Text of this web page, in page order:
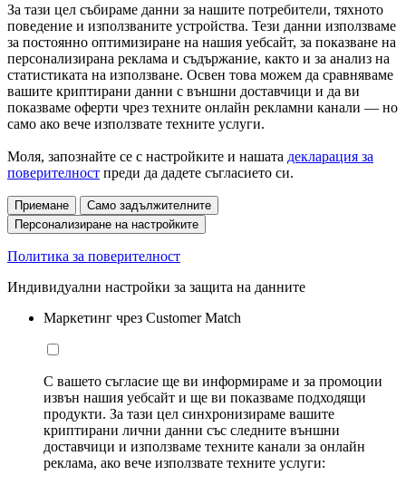
За тази цел събираме данни за нашите потребители, тяхното
поведение и използваните устройства. Тези данни използваме
за постоянно оптимизиране на нашия уебсайт, за показване на
персонализирана реклама и съдържание, както и за анализ на
статистиката на използване. Освен това можем да сравняваме
вашите криптирани данни с външни доставчици и да ви
показваме оферти чрез техните онлайн рекламни канали — но
само ако вече използвате техните услуги.
Моля, запознайте се с настройките и нашата декларация за
поверителност преди да дадете съгласието си.
Приемане
Само задължителните
Персонализиране на настройките
Политика за поверителност
Индивидуални настройки за защита на данните
Маркетинг чрез Customer Match
С вашето съгласие ще ви информираме и за промоции
извън нашия уебсайт и ще ви показваме подходящи
продукти. За тази цел синхронизираме вашите
криптирани лични данни със следните външни
доставчици и използваме техните канали за онлайн
реклама, ако вече използвате техните услуги: